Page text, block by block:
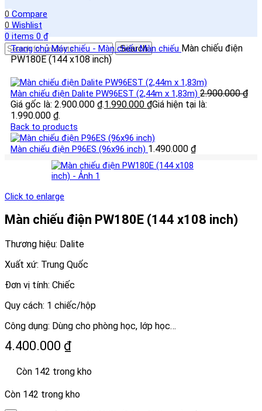
0 Compare
0 Wishlist
0items 0₫
Search
Trang chủMáy chiếu - Màn chiếuMàn chiếu Màn chiếu điện
PW180E (144 x108 inch)
Màn chiếu điện Dalite PW96EST (2,44m x 1,83m) 2.900.000₫
Giá gốc là: 2.900.000 ₫.1.990.000 ₫Giá hiện tại là:
1.990.000 ₫.
Back to products
Màn chiếu điện P96ES (96x96 inch) 1.490.000 ₫
Click to enlarge
Màn chiếu điện PW180E (144 x108 inch)
Thương hiệu: Dalite
Xuất xứ: Trung Quốc
Đơn vị tính: Chiếc
Quy cách: 1 chiếc/hộp
Công dụng: Dùng cho phòng học, lớp học…
4.400.000 ₫
Còn 142 trong kho
Còn 142 trong kho